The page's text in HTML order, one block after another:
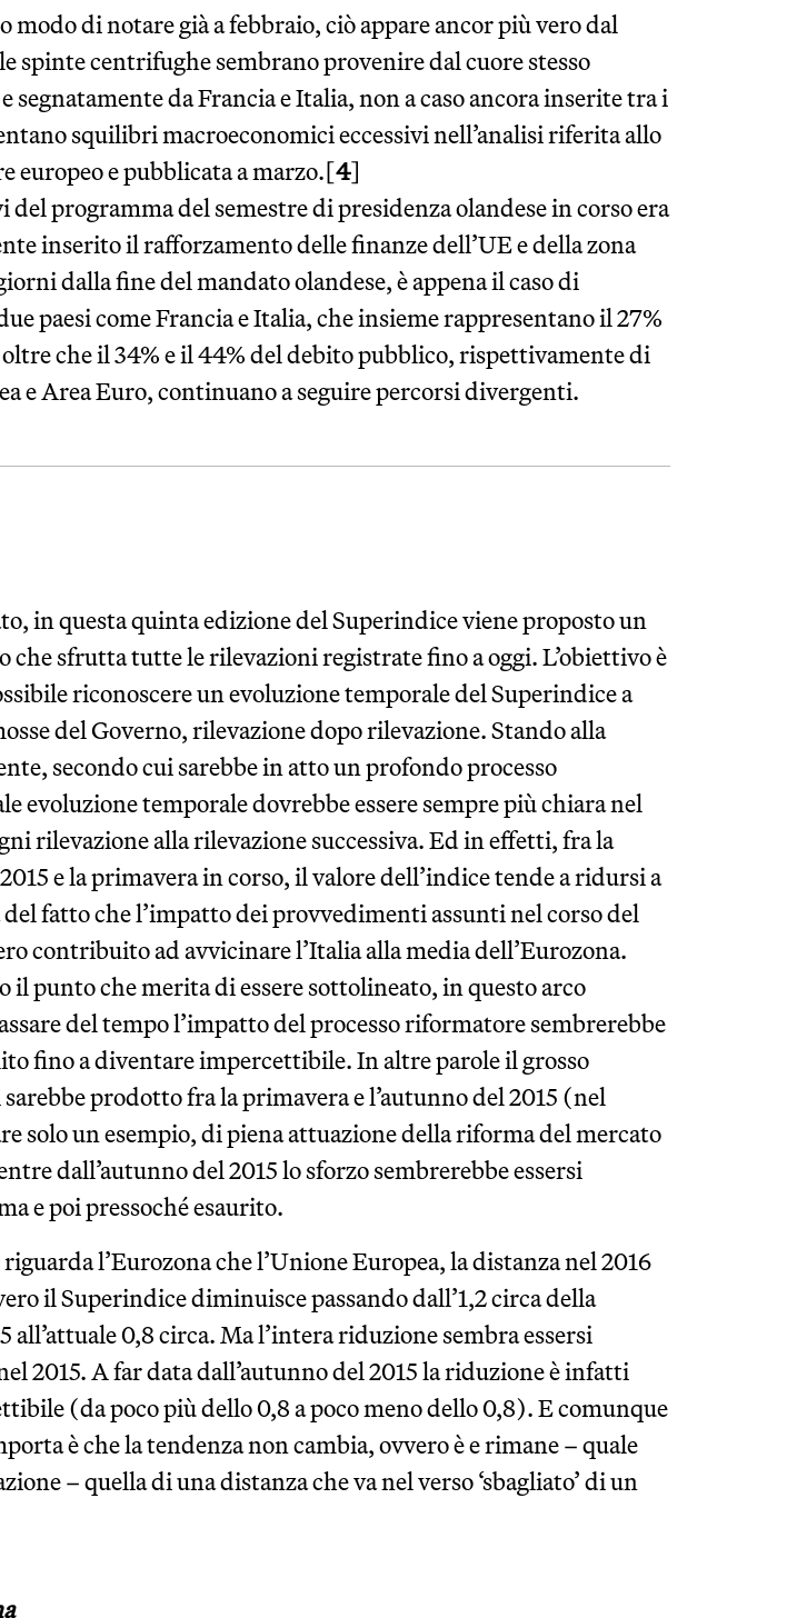
modo di notare già a febbraio, ciò appare ancor più vero dal
spinte centrifughe sembrano provenire dal cuore stesso
segnatamente da Francia e Italia, non a caso ancora inserite tra i
squilibri macroeconomici eccessivi nell’analisi riferita allo
europeo e pubblicata a marzo.[4]
programma del semestre di presidenza olandese in corso era
inserito il rafforzamento delle finanze dell’UE e della zona
dalla fine del mandato olandese, è appena il caso di
paesi come Francia e Italia, che insieme rappresentano il 27%
oltre che il 34% e il 44% del debito pubblico, rispettivamente di
e Area Euro, continuano a seguire percorsi divergenti.
in questa quinta edizione del Superindice viene proposto un
che sfrutta tutte le rilevazioni registrate fino a oggi. L’obiettivo è
riconoscere un evoluzione temporale del Superindice a
del Governo, rilevazione dopo rilevazione. Stando alla
secondo cui sarebbe in atto un profondo processo
evoluzione temporale dovrebbe essere sempre più chiara nel
rilevazione alla rilevazione successiva. Ed in effetti, fra la
e la primavera in corso, il valore dell’indice tende a ridursi a
fatto che l’impatto dei provvedimenti assunti nel corso del
contribuito ad avvicinare l’Italia alla media dell’Eurozona.
il punto che merita di essere sottolineato, in questo arco
del tempo l’impatto del processo riformatore sembrerebbe
fino a diventare impercettibile. In altre parole il grosso
prodotto fra la primavera e l’autunno del 2015 (nel
solo un esempio, di piena attuazione della riforma del mercato
dall’autunno del 2015 lo sforzo sembrerebbe essersi
e poi pressoché esaurito.
l’Eurozona che l’Unione Europea, la distanza nel 2016
il Superindice diminuisce passando dall’1,2 circa della
all’attuale 0,8 circa. Ma l’intera riduzione sembra essersi
2015. A far data dall’autunno del 2015 la riduzione è infatti
(da poco più dello 0,8 a poco meno dello 0,8). E comunque
è che la tendenza non cambia, ovvero è e rimane – quale
– quella di una distanza che va nel verso ‘sbagliato’ di un